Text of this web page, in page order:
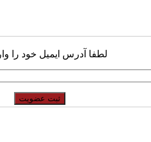
لطفا آدرس ایمیل خود را